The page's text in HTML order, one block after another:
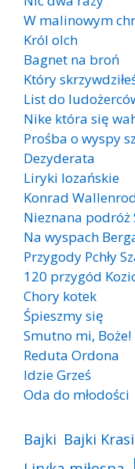
W malinowym
Król olch
Bagnet na broń
Który
List do
Nike która się
Prośba o wyspy
Dezyderata
Liryki lozańskie
Konrad
Nieznana podróż
Na wyspach
Przygody Pchły
120 przygód
Chory kotek
Śpieszmy się
Smutno mi, Boże!
Reduta Ordona
Idzie Grześ
Oda do młodości
Bajki Bajki